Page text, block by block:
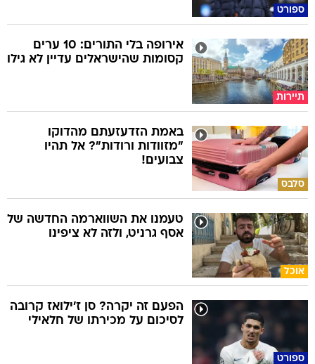
ספורט
תיירות
אירופה בלי התורים: 10 ערים
קסומות שהישראלים עדיין לא גילו
סלבס
באמת הזדעזעתם מהדוקו
"מזוודות ורודות"? אל תהיו
צבועים!
אוכל
טעמנו את השווארמה החדשה של
אסף גרניט, ולזה לא ציפינו
ספורט
הפעם זה יקרה? סן ז'ילואז קרובה
לסיכום על מכירתו של חלאילי